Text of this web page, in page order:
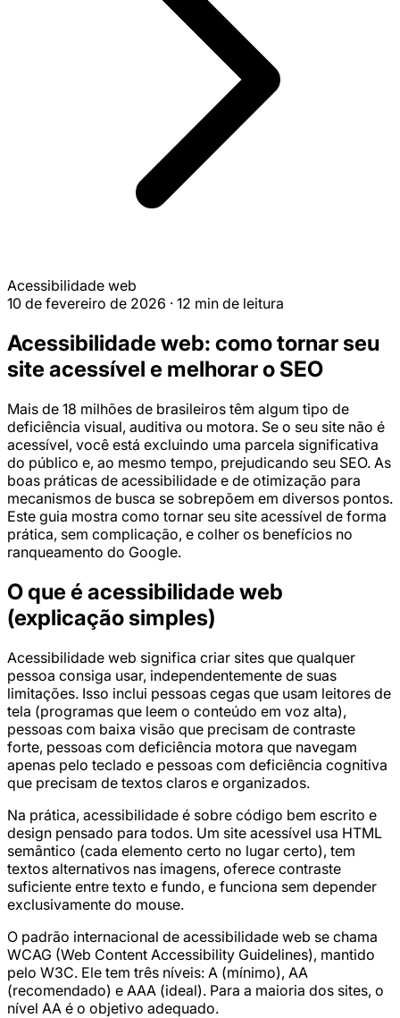
Acessibilidade web
10 de fevereiro de 2026 · 12 min de leitura
Acessibilidade web: como tornar seu
site acessível e melhorar o SEO
Mais de 18 milhões de brasileiros têm algum tipo de
deficiência visual, auditiva ou motora. Se o seu site não é
acessível, você está excluindo uma parcela significativa
do público e, ao mesmo tempo, prejudicando seu SEO. As
boas práticas de acessibilidade e de otimização para
mecanismos de busca se sobrepõem em diversos pontos.
Este guia mostra como tornar seu site acessível de forma
prática, sem complicação, e colher os benefícios no
ranqueamento do Google.
O que é acessibilidade web
(explicação simples)
Acessibilidade web significa criar sites que qualquer
pessoa consiga usar, independentemente de suas
limitações. Isso inclui pessoas cegas que usam leitores de
tela (programas que leem o conteúdo em voz alta),
pessoas com baixa visão que precisam de contraste
forte, pessoas com deficiência motora que navegam
apenas pelo teclado e pessoas com deficiência cognitiva
que precisam de textos claros e organizados.
Na prática, acessibilidade é sobre código bem escrito e
design pensado para todos. Um site acessível usa HTML
semântico (cada elemento certo no lugar certo), tem
textos alternativos nas imagens, oferece contraste
suficiente entre texto e fundo, e funciona sem depender
exclusivamente do mouse.
O padrão internacional de acessibilidade web se chama
WCAG (Web Content Accessibility Guidelines), mantido
pelo W3C. Ele tem três níveis: A (mínimo), AA
(recomendado) e AAA (ideal). Para a maioria dos sites, o
nível AA é o objetivo adequado.